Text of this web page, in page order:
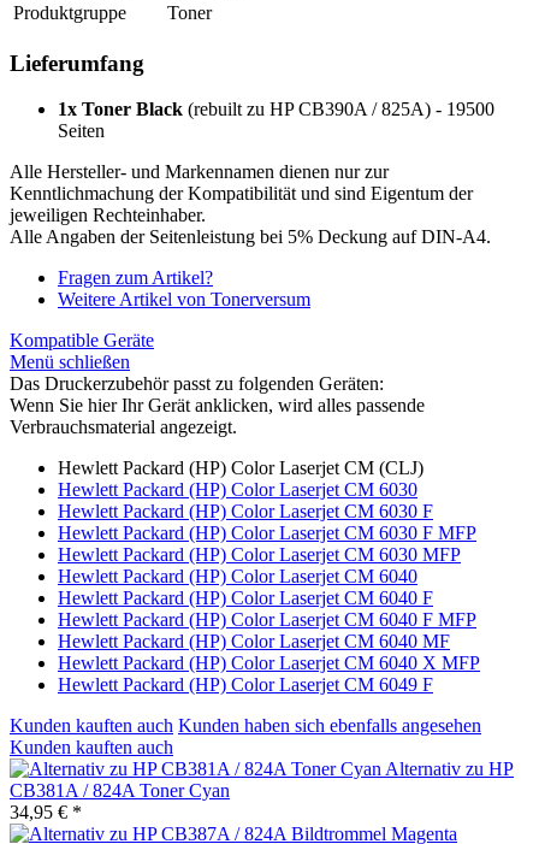
Produktgruppe
Toner
Lieferumfang
1x Toner Black (rebuilt zu HP CB390A / 825A) - 19500
Seiten
Alle Hersteller- und Markennamen dienen nur zur
Kenntlichmachung der Kompatibilität und sind Eigentum der
jeweiligen Rechteinhaber.
Alle Angaben der Seitenleistung bei 5% Deckung auf DIN-A4.
Fragen zum Artikel?
Weitere Artikel von Tonerversum
Kompatible Geräte
Menü schließen
Das Druckerzubehör passt zu folgenden Geräten:
Wenn Sie hier Ihr Gerät anklicken, wird alles passende
Verbrauchsmaterial angezeigt.
Hewlett Packard (HP) Color Laserjet CM (CLJ)
Hewlett Packard (HP) Color Laserjet CM 6030
Hewlett Packard (HP) Color Laserjet CM 6030 F
Hewlett Packard (HP) Color Laserjet CM 6030 F MFP
Hewlett Packard (HP) Color Laserjet CM 6030 MFP
Hewlett Packard (HP) Color Laserjet CM 6040
Hewlett Packard (HP) Color Laserjet CM 6040 F
Hewlett Packard (HP) Color Laserjet CM 6040 F MFP
Hewlett Packard (HP) Color Laserjet CM 6040 MF
Hewlett Packard (HP) Color Laserjet CM 6040 X MFP
Hewlett Packard (HP) Color Laserjet CM 6049 F
Kunden kauften auch Kunden haben sich ebenfalls angesehen
Kunden kauften auch
Alternativ zu HP
CB381A / 824A Toner Cyan
34,95 € *